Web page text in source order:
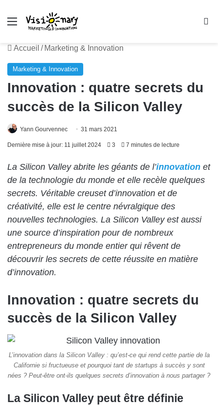
Menu
Accueil / Marketing & Innovation
Marketing & Innovation
Innovation : quatre secrets du
succès de la Silicon Valley
Yann Gourvennec 31 mars 2021
Dernière mise à jour: 11 juillet 2024 3 7 minutes de lecture
La Silicon Valley abrite les géants de l’innovation et
de la technologie du monde et elle recèle quelques
secrets. Véritable creuset d’innovation et de
créativité, elle est le centre névralgique des
nouvelles technologies. La Silicon Valley est aussi
une source d’inspiration pour de nombreux
entrepreneurs du monde entier qui rêvent de
découvrir les secrets de cette réussite en matière
d’innovation.
Innovation : quatre secrets du
succès de la Silicon Valley
L’innovation dans la Silicon Valley : qu’est-ce qui rend cette partie de la
Californie si fructueuse et pourquoi tant de startups à succès y sont
nées ? Peut-être ont-ils quelques secrets d’innovation à nous partager ?
La Silicon Valley peut être définie